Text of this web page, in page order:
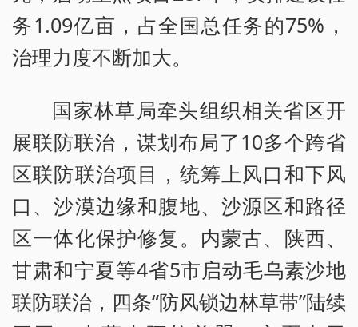
务1.09亿亩，占全国总任务的75%，
治理力度不断加大。
国家林草局牵头组织相关省区开
展联防联治，谋划布局了10多个跨省
区联防联治项目，统筹上风口和下风
口、沙漠边缘和腹地、沙源区和路径
区一体化保护修复。内蒙古、陕西、
甘肃和宁夏等4省5市启动毛乌素沙地
联防联治，四条“防风锁边林草带”陆续